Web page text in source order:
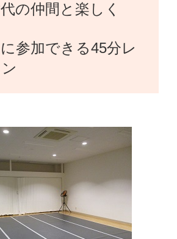
の仲間と楽しく
参加できる45分レ